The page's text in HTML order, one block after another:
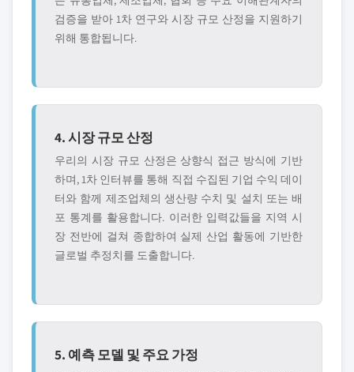
검증을 받아 1차 연구와 시장 규모 산정을 지원하기
위해 통합됩니다.
4. 시장 규모 산정
우리의 시장 규모 산정은 상향식 접근 방식에 기반
하며, 1차 인터뷰를 통해 직접 수집된 기업 수익 데이
터와 함께 제조업체의 생산량 수치 및 설치 또는 배
포 통계를 활용합니다. 이러한 입력값들을 지역 시
장 전반에 걸쳐 종합하여 실제 산업 활동에 기반한
글로벌 추정치를 도출합니다.
5. 예측 모델 및 주요 가정